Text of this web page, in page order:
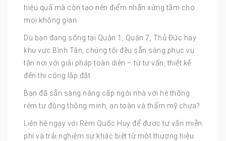
hiệu quả mà còn tạo nên điểm nhấn xứng tầm cho
mọi không gian.
Dù bạn đang sống tại Quận 1, Quận 7, Thủ Đức hay
khu vực Bình Tân, chúng tôi đều sẵn sàng phục vụ
tận nơi với giải pháp toàn diện – từ tư vấn, thiết kế
đến thi công lắp đặt.
Bạn đã sẵn sàng nâng cấp ngôi nhà với hệ thống
rèm tự động thông minh, an toàn và thẩm mỹ chưa?
Liên hệ ngay với Rèm Quốc Huy để được tư vấn miễn
phí và trải nghiệm sự khác biệt từ một thương hiệu